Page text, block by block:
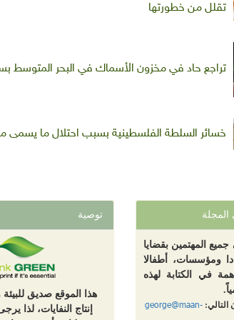
تقلل من خطورتها
تراجع حاد في مخزون الأسماك في البحر المتوسط
خسائر السلطة الفلسطينية بسبب احتلال ما يسمى مناطق (ج) 800 مليون
المهتمين بقضايا
ومؤسسات، أطفالا
في الكتابة لهذه
التالي:george@maan-
توصية
هذا الموقع صديق
إنتاج النفايات، لذا